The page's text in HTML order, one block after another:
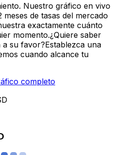
Nuestro gráfico en vivo
de tasas del mercado
exactamente cuánto
momento.¿Quiere saber
su favor?Establezca una
cuando alcance tu
completo